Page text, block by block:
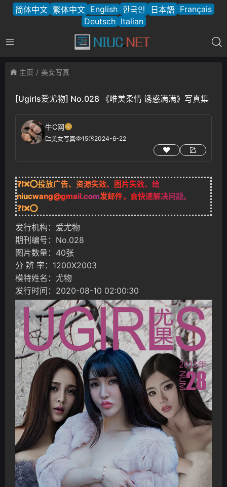
简体中文 繁体中文 English 한국인 日本語 Français
Deutsch Italian
主页 美女写真
[Ugirls爱尤物] No.028 《唯美柔情 诱惑满满》写真集
牛C网
美女写真 15 2024-6-22
❓❗❌⭕投放广告、资源失效、图片失效、给
niucwang@gmail.com发邮件，会快速解决问题。
❓❗❌⭕
发行机构：爱尤物
期刊编号：No.028
图片数量：40张
分 辨 率：1200X2003
模特姓名：尤物
发行时间：2020-08-10 02:00:30